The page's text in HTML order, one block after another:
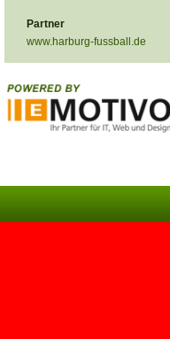
Partner
www.harburg-fussball.de